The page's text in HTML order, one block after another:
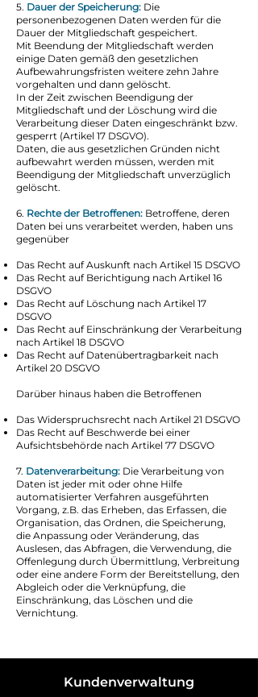
5. Dauer der Speicherung: Die
personenbezogenen Daten werden für die
Dauer der Mitgliedschaft gespeichert.
Mit Beendung der Mitgliedschaft werden
einige Daten gemäß den gesetzlichen
Aufbewahrungsfristen weitere zehn Jahre
vorgehalten und dann gelöscht.
In der Zeit zwischen Beendigung der
Mitgliedschaft und der Löschung wird die
Verarbeitung dieser Daten eingeschränkt bzw.
gesperrt (Artikel 17 DSGVO).
Daten, die aus gesetzlichen Gründen nicht
aufbewahrt werden müssen, werden mit
Beendigung der Mitgliedschaft unverzüglich
gelöscht.
6. Rechte der Betroffenen: Betroffene, deren
Daten bei uns verarbeitet werden, haben uns
gegenüber
Das Recht auf Auskunft nach Artikel 15 DSGVO
Das Recht auf Berichtigung nach Artikel 16
DSGVO
Das Recht auf Löschung nach Artikel 17
DSGVO
Das Recht auf Einschränkung der Verarbeitung
nach Artikel 18 DSGVO
Das Recht auf Datenübertragbarkeit nach
Artikel 20 DSGVO
Darüber hinaus haben die Betroffenen
Das Widerspruchsrecht nach Artikel 21 DSGVO
Das Recht auf Beschwerde bei einer
Aufsichtsbehörde nach Artikel 77 DSGVO
7. Datenverarbeitung: Die Verarbeitung von
Daten ist jeder mit oder ohne Hilfe
automatisierter Verfahren ausgeführten
Vorgang, z.B. das Erheben, das Erfassen, die
Organisation, das Ordnen, die Speicherung,
die Anpassung oder Veränderung, das
Auslesen, das Abfragen, die Verwendung, die
Offenlegung durch Übermittlung, Verbreitung
oder eine andere Form der Bereitstellung, den
Abgleich oder die Verknüpfung, die
Einschränkung, das Löschen und die
Vernichtung.
Kundenverwaltung